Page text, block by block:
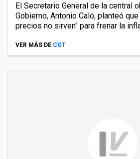
El Secretario General de la central
Gobierno, Antonio Caló, planteó
precios no sirven" para frenar la
VER MÁS DE CGT